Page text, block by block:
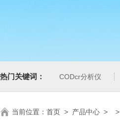
热门关键词： CODcr分析仪
当前位置： 首页 > 产品中心 > >